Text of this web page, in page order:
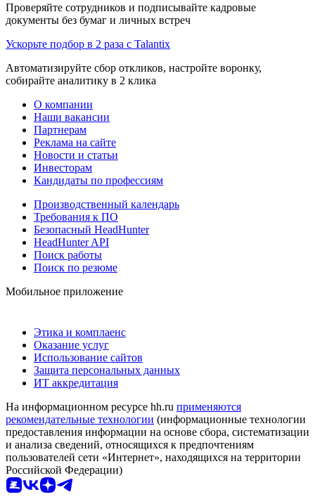
Проверяйте сотрудников и подписывайте кадровые
документы без бумаг и личных встреч
Ускорьте подбор в 2 раза с Talantix
Автоматизируйте сбор откликов, настройте воронку,
собирайте аналитику в 2 клика
О компании
Наши вакансии
Партнерам
Реклама на сайте
Новости и статьи
Инвесторам
Кандидаты по профессиям
Производственный календарь
Требования к ПО
Безопасный HeadHunter
HeadHunter API
Поиск работы
Поиск по резюме
Мобильное приложение
Этика и комплаенс
Оказание услуг
Использование сайтов
Защита персональных данных
ИТ аккредитация
На информационном ресурсе hh.ru применяются
рекомендательные технологии (информационные технологии
предоставления информации на основе сбора, систематизации
и анализа сведений, относящихся к предпочтениям
пользователей сети «Интернет», находящихся на территории
Российской Федерации)